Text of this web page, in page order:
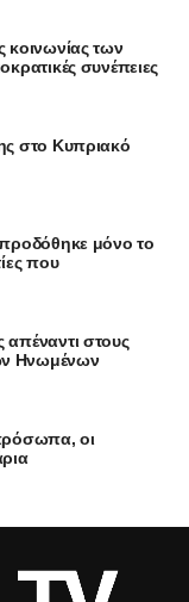
κοινωνίας των
συνέπειες
στο Κυπριακό
μόνο το
που
στους
Ηνωμένων
οι